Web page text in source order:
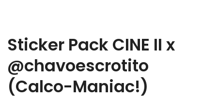
Sticker Pack CINE II x
@chavoescrotito
(Calco-Maniac!)